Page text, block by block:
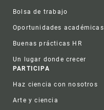
Bolsa de trabajo
Oportunidades académicas
Buenas prácticas HR
Un lugar donde crecer
PARTICIPA
Haz ciencia con nosotros
Arte y ciencia